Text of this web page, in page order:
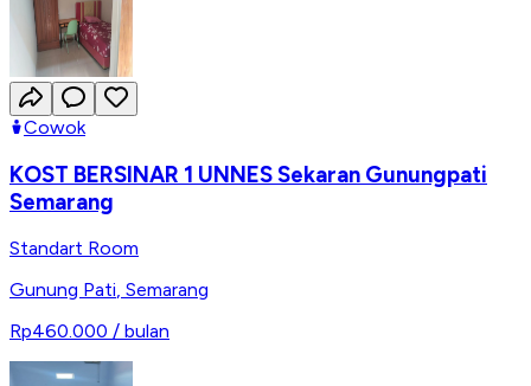
Cowok
KOST BERSINAR 1 UNNES Sekaran Gunungpati
Semarang
Standart Room
Gunung Pati, Semarang
Rp460.000 / bulan